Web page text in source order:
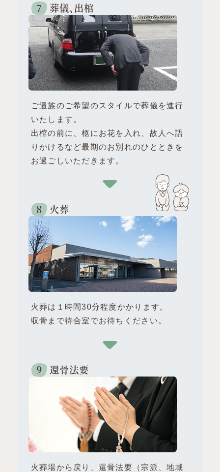
葬儀、出棺
ご遺族のご希望のスタイルで葬儀を進行
いたします。
出棺の前に、柩にお花を入れ、故人へ語
りかけるなど最期のお別れのひとときを
お過ごしいただきます。
火葬
火葬は１時間30分程度かかります。
収骨まで待合室でお待ちください。
還骨法要
火葬場から戻り、還骨法要（宗派、地域